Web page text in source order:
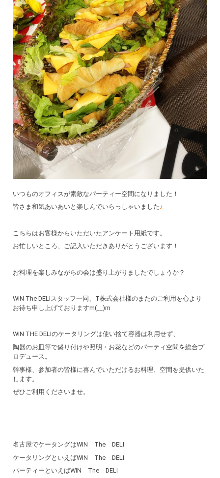
いつものオフィスが素敵なパーティー空間になりました！
皆さま和気あいあいと楽しんでいらっしゃいました♪
こちらはお客様からいただいたアンケート用紙です。
お忙しいところ、ご記入いただきありがとうございます！
お料理を楽しみながらの会は盛り上がりましたでしょうか？
WIN The DELIスタッフ一同、T株式会社様のまたのご利用を心より
お待ち申し上げておりますm(__)m
WIN THE DELIのケータリングは使い捨て容器は利用せず、
陶器のお皿等で盛り付けや照明・お花などのパーティ空間を総合プ
ロデュース。
幹事様、参加者の皆様に喜んでいただけるお料理、空間を提供いた
します。
ぜひご利用くださいませ。
名古屋でケータングはWIN The DELI
ケータリングといえばWIN The DELI
パーティーといえばWIN The DELI